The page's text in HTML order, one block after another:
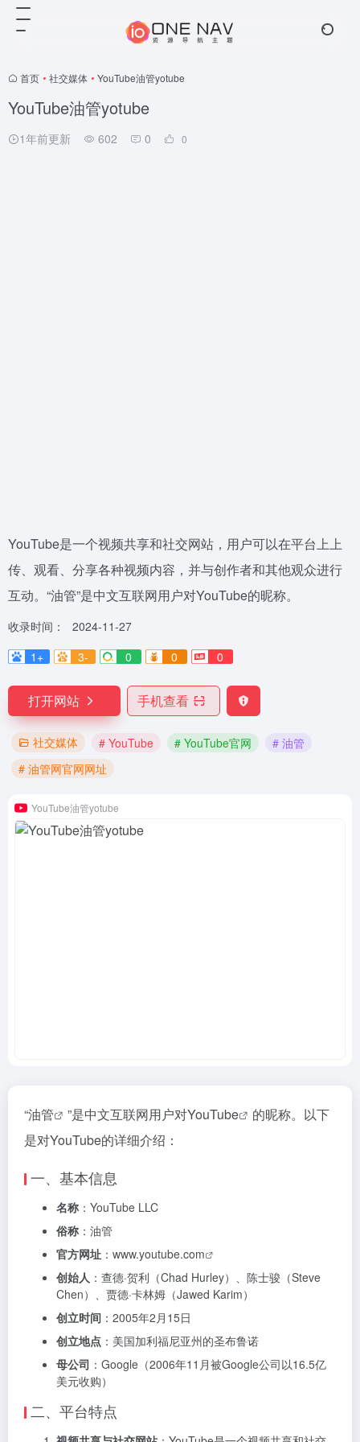
首页 • 社交媒体 • YouTube油管yotube
YouTube油管yotube
1年前更新 602 0 0
YouTube是一个视频共享和社交网站，用户可以在平台上上
传、观看、分享各种视频内容，并与创作者和其他观众进行
互动。“油管”是中文互联网用户对YouTube的昵称。
收录时间：
2024-11-27
1+
3- 0 0 0
打开网站 手机查看
社交媒体 # YouTube # YouTube官网
# 油管
# 油管网官网网址
YouTube油管yotube
“油管 ”是中文互联网用户对YouTube
的昵称。以下
是对YouTube的详细介绍：
一、基本信息
名称 ：YouTube LLC
俗称 ：油管
官方网址 ： www.youtube.com
创始人 ：查德·贺利（Chad Hurley）、陈士骏（Steve
Chen）、贾德·卡林姆（Jawed Karim）
创立时间 ：2005年2月15日
创立地点 ：美国加利福尼亚州的圣布鲁诺
母公司 ：Google（2006年11月被Google公司以16.5亿
美元收购）
二、平台特点